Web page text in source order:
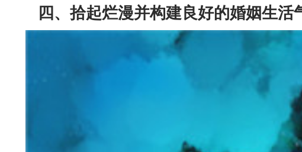
四、拾起烂漫并构建良好的婚姻生活